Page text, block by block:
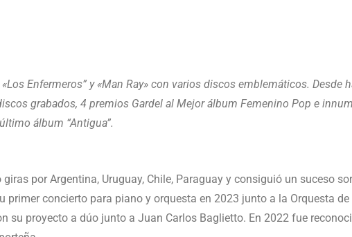
Enfermeros” y «Man Ray» con varios discos emblemáticos. Desde
grabados, 4 premios Gardel al Mejor álbum Femenino Pop e
álbum “Antigua”.
por Argentina, Uruguay, Chile, Paraguay y consiguió un suceso
primer concierto para piano y orquesta en 2023 junto a la Orquesta
su proyecto a dúo junto a Juan Carlos Baglietto. En 2022 fue